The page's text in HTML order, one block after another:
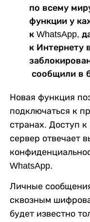
по всему
функции у
к WhatsApp,
к Интернету
сообщили в
Новая функция
подключаться к
странах. Доступ
сервер отвечает
WhatsApp.
Личные
сквозным
будет известно